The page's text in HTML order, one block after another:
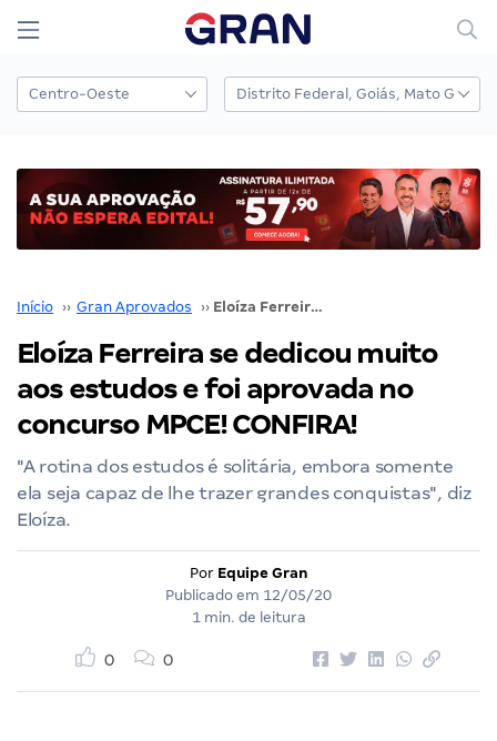
Início ›› Gran Aprovados ›› Eloíza Ferreira se dedicou muito aos estudos e foi aprovada no concurso MPCE! CONFIRA!
Eloíza Ferreira se dedicou muito
aos estudos e foi aprovada no
concurso MPCE! CONFIRA!
"A rotina dos estudos é solitária, embora somente
ela seja capaz de lhe trazer grandes conquistas", diz
Eloíza.
Por Equipe Gran
Publicado em 12/05/20
1 min. de leitura
0 0